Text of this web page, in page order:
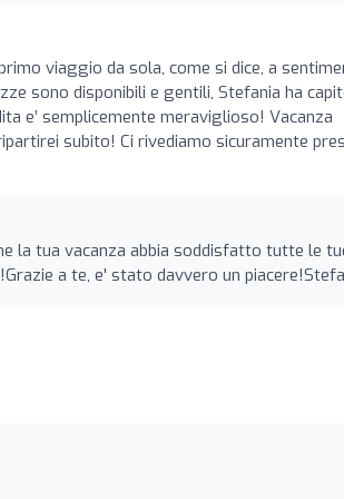
viaggio da sola, come si dice, a
sono disponibili e gentili, Stefania ha
e’ semplicemente meraviglioso! Vacanza
subito! Ci rivediamo sicuramente
la tua vacanza abbia soddisfatto tutte le
a te, e' stato davvero un